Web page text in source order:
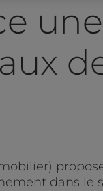
une
dans le